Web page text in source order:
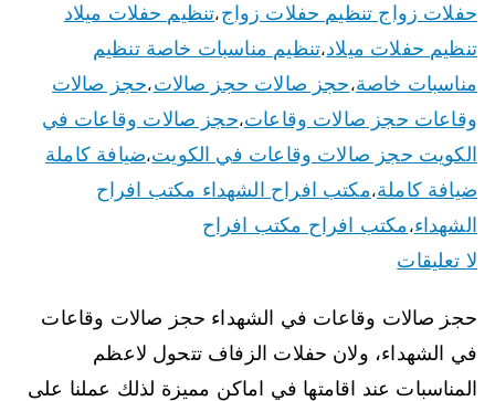
حفلات زواج تنظيم حفلات زواج،تنظيم حفلات ميلاد
تنظيم حفلات ميلاد،تنظيم مناسبات خاصة تنظيم
مناسبات خاصة،حجز صالات حجز صالات،حجز صالات
وقاعات حجز صالات وقاعات،حجز صالات وقاعات في
الكويت حجز صالات وقاعات في الكويت،ضيافة كاملة
ضيافة كاملة،مكتب افراح الشهداء مكتب افراح
الشهداء،مكتب افراح مكتب افراح
لا تعليقات
حجز صالات وقاعات في الشهداء حجز صالات وقاعات
في الشهداء، ولان حفلات الزفاف تتحول لاعظم
المناسبات عند اقامتها في اماكن مميزة لذلك عملنا على